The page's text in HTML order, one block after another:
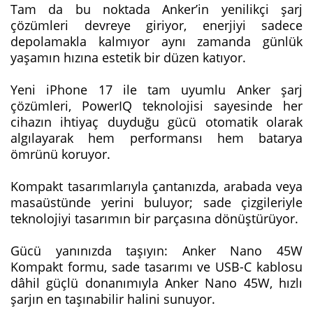
Tam da bu noktada Anker’in yenilikçi şarj
çözümleri devreye giriyor, enerjiyi sadece
depolamakla kalmıyor aynı zamanda günlük
yaşamın hızına estetik bir düzen katıyor.
Yeni iPhone 17 ile tam uyumlu Anker şarj
çözümleri, PowerIQ teknolojisi sayesinde her
cihazın ihtiyaç duyduğu gücü otomatik olarak
algılayarak hem performansı hem batarya
ömrünü koruyor.
Kompakt tasarımlarıyla çantanızda, arabada veya
masaüstünde yerini buluyor; sade çizgileriyle
teknolojiyi tasarımın bir parçasına dönüştürüyor.
Gücü yanınızda taşıyın: Anker Nano 45W
Kompakt formu, sade tasarımı ve USB-C kablosu
dâhil güçlü donanımıyla Anker Nano 45W, hızlı
şarjın en taşınabilir halini sunuyor.